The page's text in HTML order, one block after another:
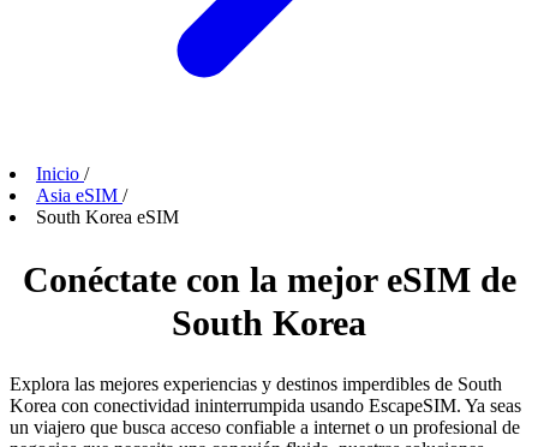
Inicio /
Asia eSIM /
South Korea eSIM
Conéctate con la mejor eSIM de
South Korea
Explora las mejores experiencias y destinos imperdibles de South
Korea con conectividad ininterrumpida usando EscapeSIM. Ya seas
un viajero que busca acceso confiable a internet o un profesional de